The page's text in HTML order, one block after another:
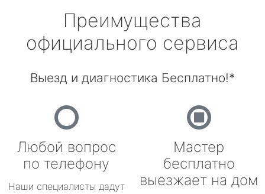
Преимущества
официального сервиса
Выезд и диагностика Бесплатно!*
Любой вопрос
по телефону
Наши специалисты дадут
Мастер
бесплатно
выезжает на дом